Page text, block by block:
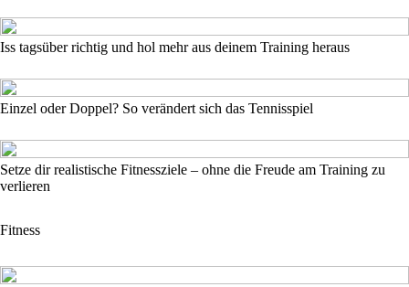
Iss tagsüber richtig und hol mehr aus deinem Training heraus
Einzel oder Doppel? So verändert sich das Tennisspiel
Setze dir realistische Fitnessziele – ohne die Freude am Training zu
verlieren
Fitness